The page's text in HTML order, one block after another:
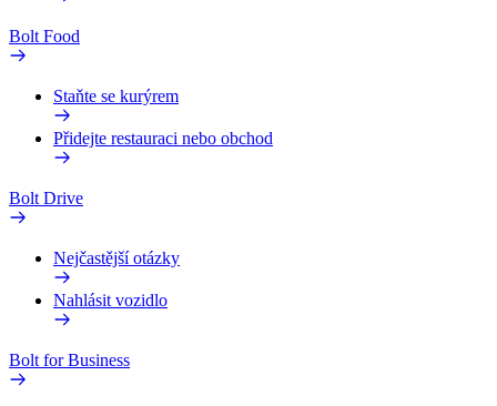
Bolt Food
Staňte se kurýrem
Přidejte restauraci nebo obchod
Bolt Drive
Nejčastější otázky
Nahlásit vozidlo
Bolt for Business